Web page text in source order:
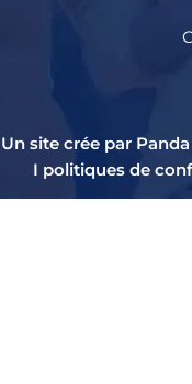
Un site crée par
I politiques de